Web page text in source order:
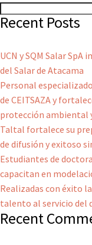
Recent Posts
UCN y SQM Salar
del Salar de Atacama
Personal
de CEITSAZA y
protección ambiental
Taltal fortalece su
de difusión y exitoso
Estudiantes de
capacitan en
Realizadas con éxito
talento al servicio del
Recent